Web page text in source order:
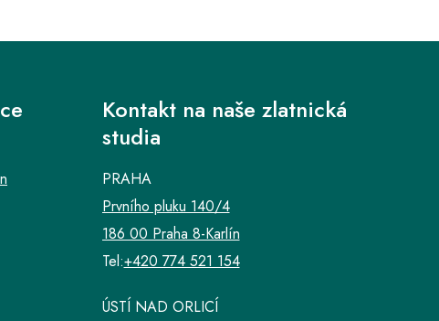
Kontakt na naše zlatnická
studia
PRAHA
Prvního pluku 140/4
186 00 Praha 8-Karlín
Tel:+420 774 521 154
ÚSTÍ NAD ORLICÍ